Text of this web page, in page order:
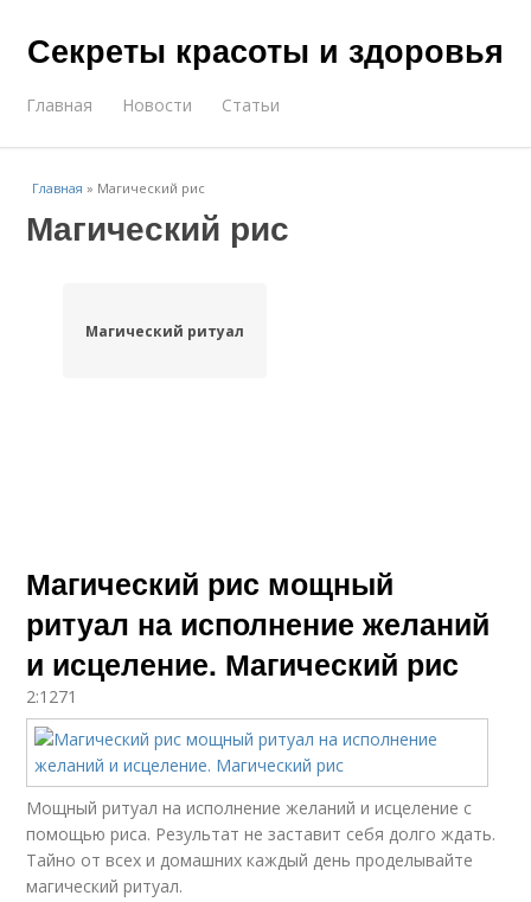
Секреты красоты и здоровья
Главная Новости Статьи
Главная » Магический рис
Магический рис
Магический ритуал
Магический рис мощный
ритуал на исполнение желаний
и исцеление. Магический рис
2:1271
Мощный ритуал на исполнение желаний и исцеление с
помощью риса. Результат не заставит себя долго ждать.
Тайно от всех и домашних каждый день проделывайте
магический ритуал.